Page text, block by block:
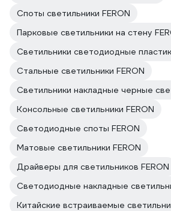
Споты светильники FERON
Парковые светильники на стену
Светильники светодиодные
Стальные светильники FERON
Светильники накладные черные
Консольные светильники FERON
Светодиодные споты FERON
Матовые светильники FERON
Драйверы для светильников FERON
Светодиодные накладные
Китайские встраиваемые